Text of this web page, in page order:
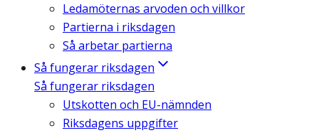
Ledamöternas arvoden och villkor
Partierna i riksdagen
Så arbetar partierna
Så fungerar riksdagen
Så fungerar riksdagen
Utskotten och EU-nämnden
Riksdagens uppgifter